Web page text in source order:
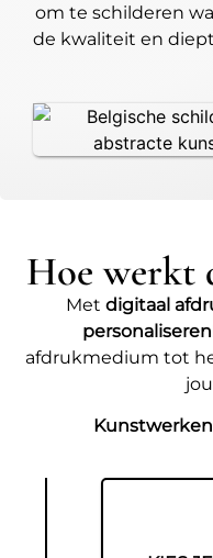
om te schilderen
de kwaliteit en
Hoe werkt
Met digitaal
personaliseren
afdrukmedium tot
Kunstwerken